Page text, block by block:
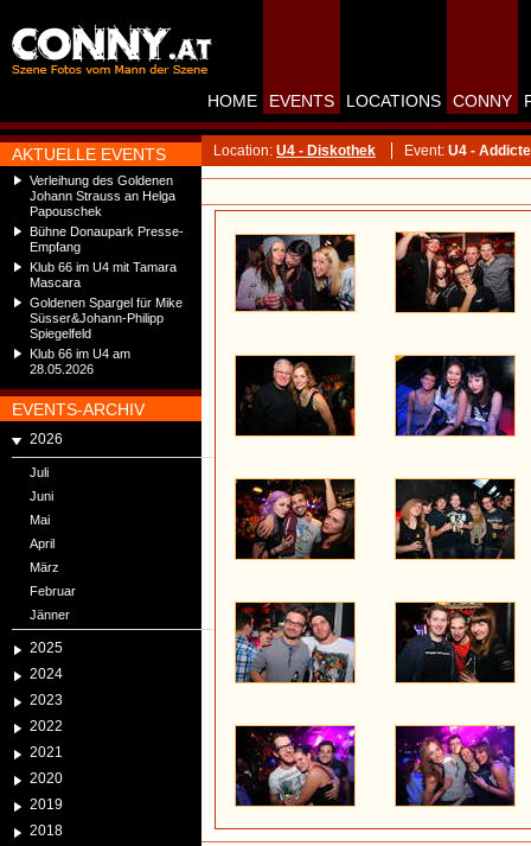
AKTUELLE EVENTS
Verleihung des Goldenen
Johann Strauss an Helga
Papouschek
Bühne Donaupark Presse-
Empfang
Klub 66 im U4 mit Tamara
Mascara
Goldenen Spargel für Mike
Süsser&Johann-Philipp
Spiegelfeld
Klub 66 im U4 am
28.05.2026
EVENTS-ARCHIV
2026
Juli
Juni
Mai
April
März
Februar
Jänner
2025
2024
2023
2022
2021
2020
2019
2018
HOME EVENTS LOCATIONS CONNY
Location: U4 - Diskothek Event: U4 -